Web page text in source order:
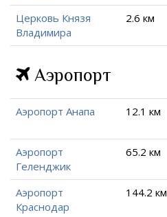
Церковь Князя
Владимира
2.6 км
Аэропорт
Аэропорт Анапа 12.1 км
Аэропорт
Геленджик
65.2 км
Аэропорт
Краснодар
144.2 км